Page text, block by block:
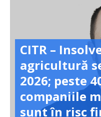
CITR –
agricultură
2026; peste
companiile
sunt în risc